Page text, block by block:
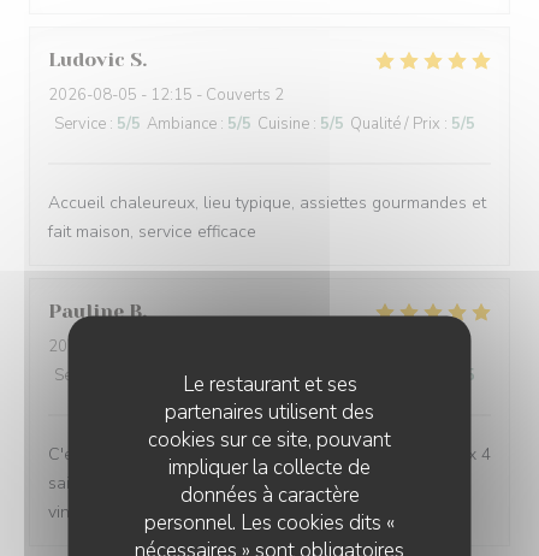
Le restaurant et ses
partenaires utilisent des
cookies sur ce site, pouvant
impliquer la collecte de
données à caractère
personnel. Les cookies dits «
nécessaires » sont obligatoires
Ludovic S
2026-08-05 - 12:15 - Couverts 2
Service : 5/5 Ambiance : 5/5 Cuisine : 5/5 Qualité / Prix : 5/5
Accueil chaleureux, lieu typique, assiettes gourmandes et
fait maison, service efficace
Pauline B
2026-08-04
Service
Ambiance:5/5 Cuisine:5/5 Qualité / Prix /5
C'est toujours un régal de venir manger à l'Auberge aux 4
saisons, avec toujours de belles découvertes (repas et
vins). Merci pour ces délicieux moments !